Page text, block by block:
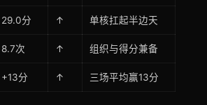
29.0分 ↑ 单核扛起半边天
8.7次 ↑ 组织与得分兼备
+13分 ↑ 三场平均赢13分